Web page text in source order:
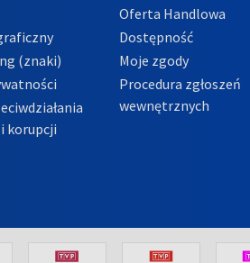
(znaki)
korupcji
Oferta Handlowa
Dostępność
Moje zgody
Procedura zgłoszeń
wewnętrznych